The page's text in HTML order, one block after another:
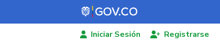
Pasar al contenido principal
Iniciar Sesión Registrarse